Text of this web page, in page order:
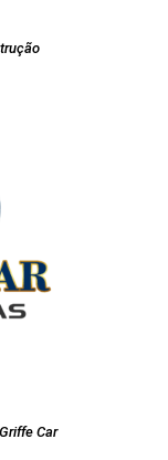
Car